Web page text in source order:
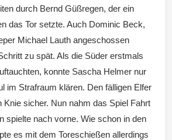
1950
durch Bernd Güßregen, der ein
das Tor setzte. Auch Dominic Beck,
Michael Lauth angeschossen
zu spät. Als die Süder erstmals
konnte Sascha Helmer nur
im Strafraum klären. Den fälligen Elfer
Knie sicher. Nun nahm das Spiel Fahrt
spielte nach vorne. Wie schon in den
es mit dem Toreschießen allerdings